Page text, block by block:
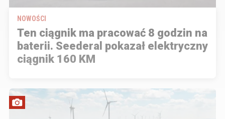
NOWOŚCI
Ten ciągnik ma pracować 8 godzin na
baterii. Seederal pokazał elektryczny
ciągnik 160 KM